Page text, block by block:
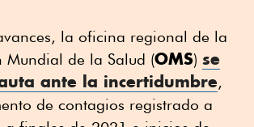
la oficina regional de la
Mundial de la Salud (OMS) se
ante la incertidumbre,
de contagios registrado a